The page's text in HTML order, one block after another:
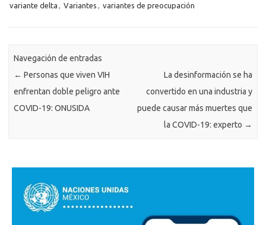
variante delta , Variantes , variantes de preocupación
Navegación de entradas
← Personas que viven VIH
enfrentan doble peligro ante
COVID-19: ONUSIDA
La desinformación se ha
convertido en una industria y
puede causar más muertes que
la COVID-19: experto →